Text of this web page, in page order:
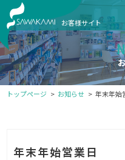
お客様サイト
トップページ お知らせ 年末年始
年末年始営業日